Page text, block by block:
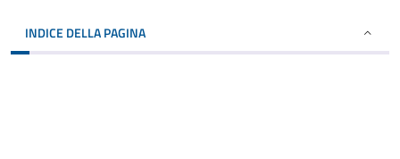
INDICE DELLA PAGINA